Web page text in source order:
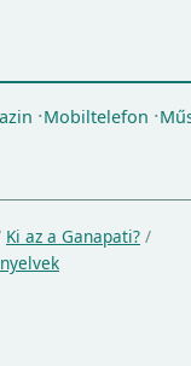
Mobiltelefon
Ki az a Ganapati? /